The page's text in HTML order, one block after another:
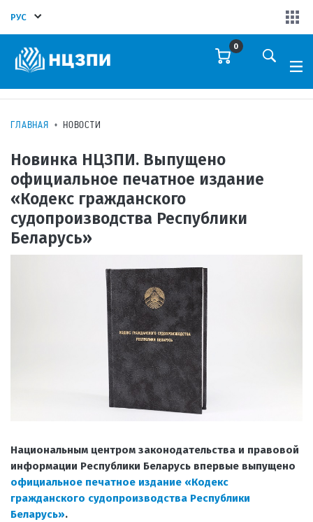
РУС
0
ГЛАВНАЯ НОВОСТИ
Новинка НЦЗПИ. Выпущено
официальное печатное издание
«Кодекс гражданского
судопроизводства Республики
Беларусь»
Национальным центром законодательства и правовой
информации Республики Беларусь впервые выпущено
официальное печатное издание «Кодекс
гражданского судопроизводства Республики
Беларусь».